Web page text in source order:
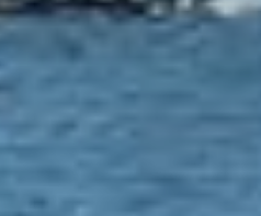
רגע לפני
ממשיכים
מוזמנים
הפרויקט
פלורידה:
הזדמנות השקעה בשוק